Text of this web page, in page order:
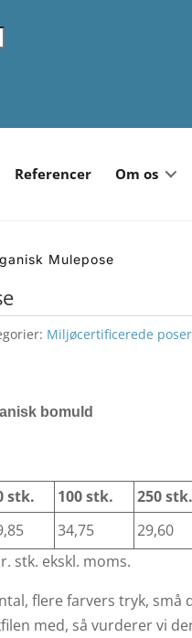
Referencer Om os
Mulepose
Miljøcertificerede poser
bomuld
stk. 100 stk.
250 stk.
34,75
29,60
stk. ekskl. moms.
flere farvers tryk, små
med, så vurderer vi